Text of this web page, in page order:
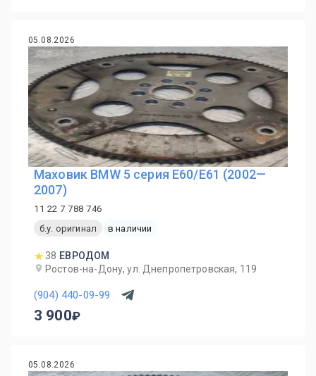
05.08.2026
Маховик BMW 5 серия E60/E61 (2002—
2007)
11 22 7 788 746
б.у. оригинал
в наличии
38 ЕВРОДОМ
Ростов-на-Дону, ул. Днепропетровская, 119
(904) 440-09-99
3 900
05.08.2026